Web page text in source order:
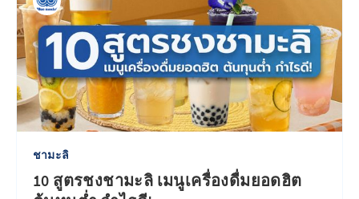
ชามะลิ
10 สูตรชงชามะลิ เมนูเครื่องดื่มยอดฮิต